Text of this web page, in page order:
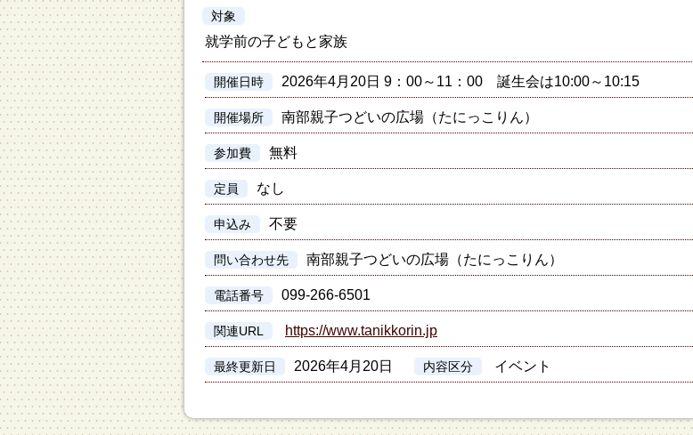
対象
就学前の子どもと家族
開催日時 2026年4月20日 9：00～11：00 誕生会は10:00～10:15
開催場所 南部親子つどいの広場（たにっこりん）
参加費 無料
定員 なし
申込み 不要
問い合わせ先 南部親子つどいの広場（たにっこりん）
電話番号 099-266-6501
関連URL https://www.tanikkorin.jp
最終更新日 2026年4月20日 内容区分 イベント